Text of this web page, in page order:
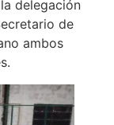
delegación
de
ambos